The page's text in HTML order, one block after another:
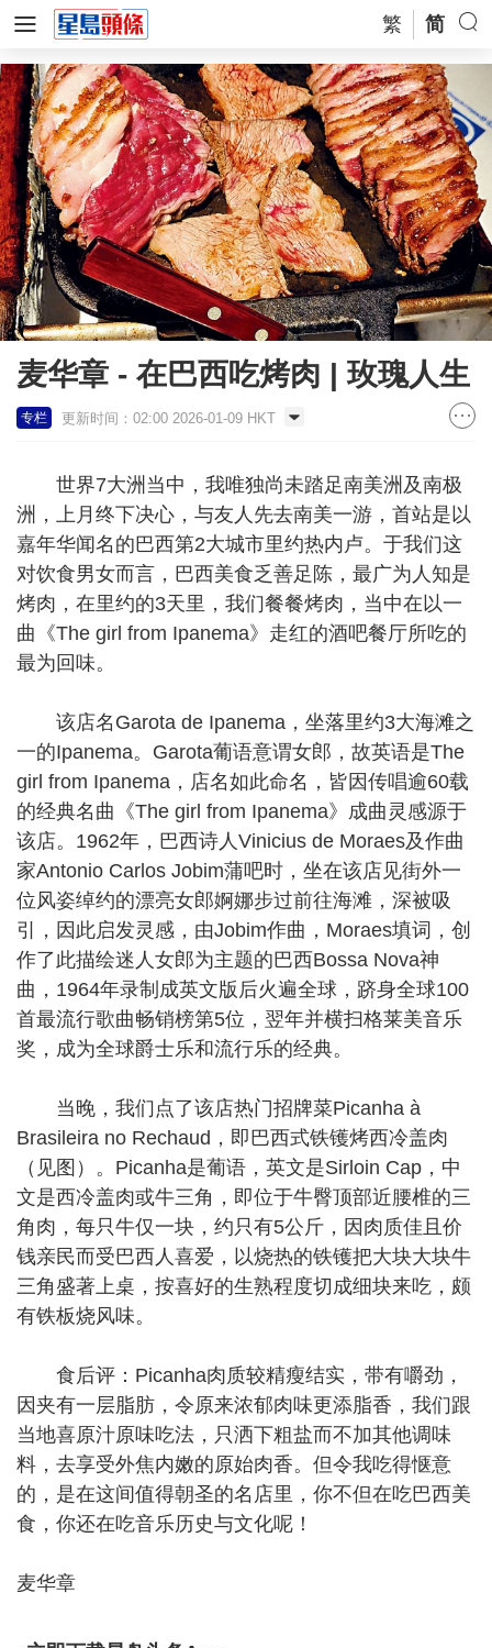
繁 简
麦华章 - 在巴西吃烤肉 | 玫瑰人生
专栏 更新时间：02:00 2026-01-09 HKT
世界7大洲当中，我唯独尚未踏足南美洲及南极
洲，上月终下决心，与友人先去南美一游，首站是以
嘉年华闻名的巴西第2大城市里约热内卢。于我们这
对饮食男女而言，巴西美食乏善足陈，最广为人知是
烤肉，在里约的3天里，我们餐餐烤肉，当中在以一
曲《The girl from Ipanema》走红的酒吧餐厅所吃的
最为回味。
该店名Garota de Ipanema，坐落里约3大海滩之
一的Ipanema。Garota葡语意谓女郎，故英语是The
girl from Ipanema，店名如此命名，皆因传唱逾60载
的经典名曲《The girl from Ipanema》成曲灵感源于
该店。1962年，巴西诗人Vinicius de Moraes及作曲
家Antonio Carlos Jobim蒲吧时，坐在该店见街外一
位风姿绰约的漂亮女郎婀娜步过前往海滩，深被吸
引，因此启发灵感，由Jobim作曲，Moraes填词，创
作了此描绘迷人女郎为主题的巴西Bossa Nova神
曲，1964年录制成英文版后火遍全球，跻身全球100
首最流行歌曲畅销榜第5位，翌年并横扫格莱美音乐
奖，成为全球爵士乐和流行乐的经典。
当晚，我们点了该店热门招牌菜Picanha à
Brasileira no Rechaud，即巴西式铁镬烤西冷盖肉
（见图）。Picanha是葡语，英文是Sirloin Cap，中
文是西冷盖肉或牛三角，即位于牛臀顶部近腰椎的三
角肉，每只牛仅一块，约只有5公斤，因肉质佳且价
钱亲民而受巴西人喜爱，以烧热的铁镬把大块大块牛
三角盛著上桌，按喜好的生熟程度切成细块来吃，颇
有铁板烧风味。
食后评：Picanha肉质较精瘦结实，带有嚼劲，
因夹有一层脂肪，令原来浓郁肉味更添脂香，我们跟
当地喜原汁原味吃法，只洒下粗盐而不加其他调味
料，去享受外焦内嫩的原始肉香。但令我吃得惬意
的，是在这间值得朝圣的名店里，你不但在吃巴西美
食，你还在吃音乐历史与文化呢！
麦华章